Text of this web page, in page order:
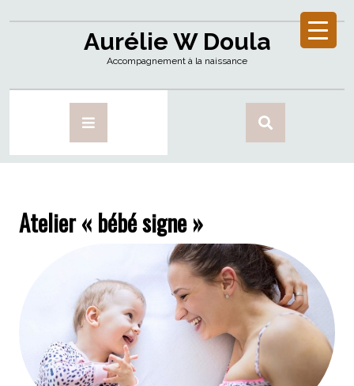
Aurélie W Doula
Accompagnement à la naissance
Atelier « bébé signe »